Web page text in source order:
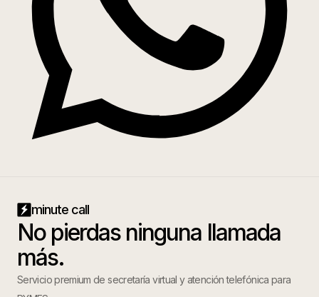
minute call
No pierdas ninguna llamada
más.
Servicio premium de secretaría virtual y atención telefónica para